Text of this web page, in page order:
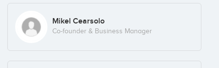
Mikel Cearsolo
Co-founder & Business Manager